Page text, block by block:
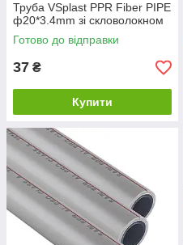
Труба VSplast PPR Fiber PIPE
ф20*3.4mm зі скловолокном
Готово до відправки
37 ₴
Купити